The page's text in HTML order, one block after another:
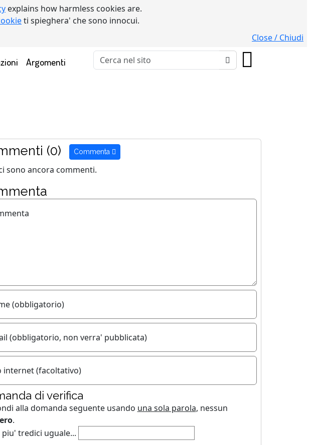
explains how harmless cookies are.
ti spieghera' che sono innocui.
Close / Chiudi
Argomenti
(0) Commenta
sono ancora commenti.
(obbligatorio)
(obbligatorio, non verra' pubblicata)
internet (facoltativo)
di verifica
alla domanda seguente usando una sola parola, nessun
.
piu' tredici uguale...